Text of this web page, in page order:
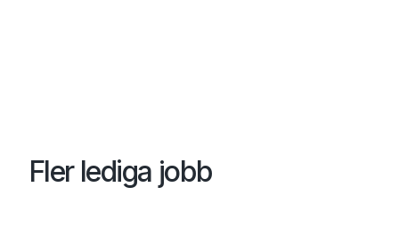
Fler lediga jobb